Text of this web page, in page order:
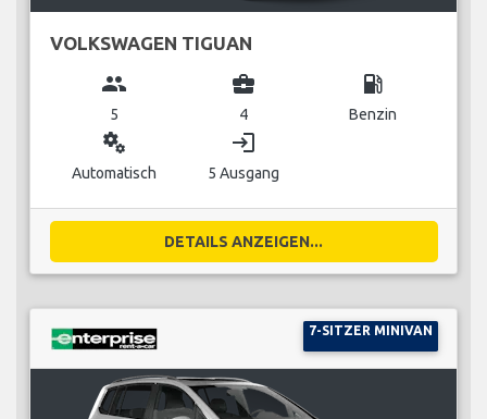
VOLKSWAGEN TIGUAN
group
5
business_center
4
local_gas_station
Benzin
miscellaneous_services
Automatisch
login
5 Ausgang
DETAILS ANZEIGEN...
7-SITZER MINIVAN